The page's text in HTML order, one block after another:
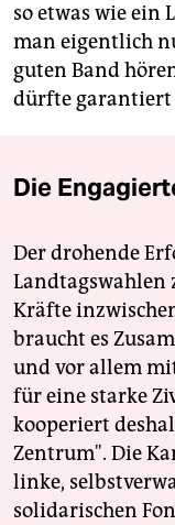
so etwas wie ein
man eigentlich
guten Band
dürfte garantiert
Die
Der drohende
Landtagswahlen
Kräfte
braucht es
und vor allem
für eine starke
kooperiert
Zentrum". Die
linke,
solidarischen